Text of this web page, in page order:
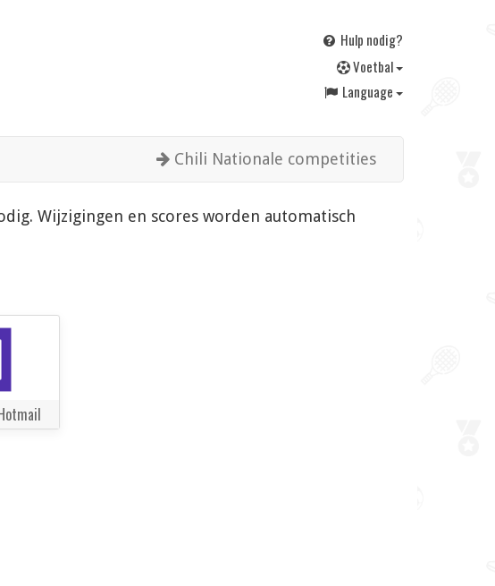
Hulp nodig?
Voetbal
Language
Chili Nationale competities
Wijzigingen en scores worden automatisch